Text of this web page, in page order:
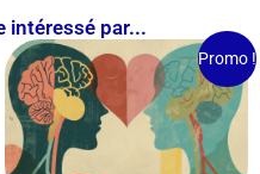
intéressé par...
Promo !
Le
prix
initial
était :
200,00 €.
Le
prix
actuel
est :
175,00 €.
Ce
a